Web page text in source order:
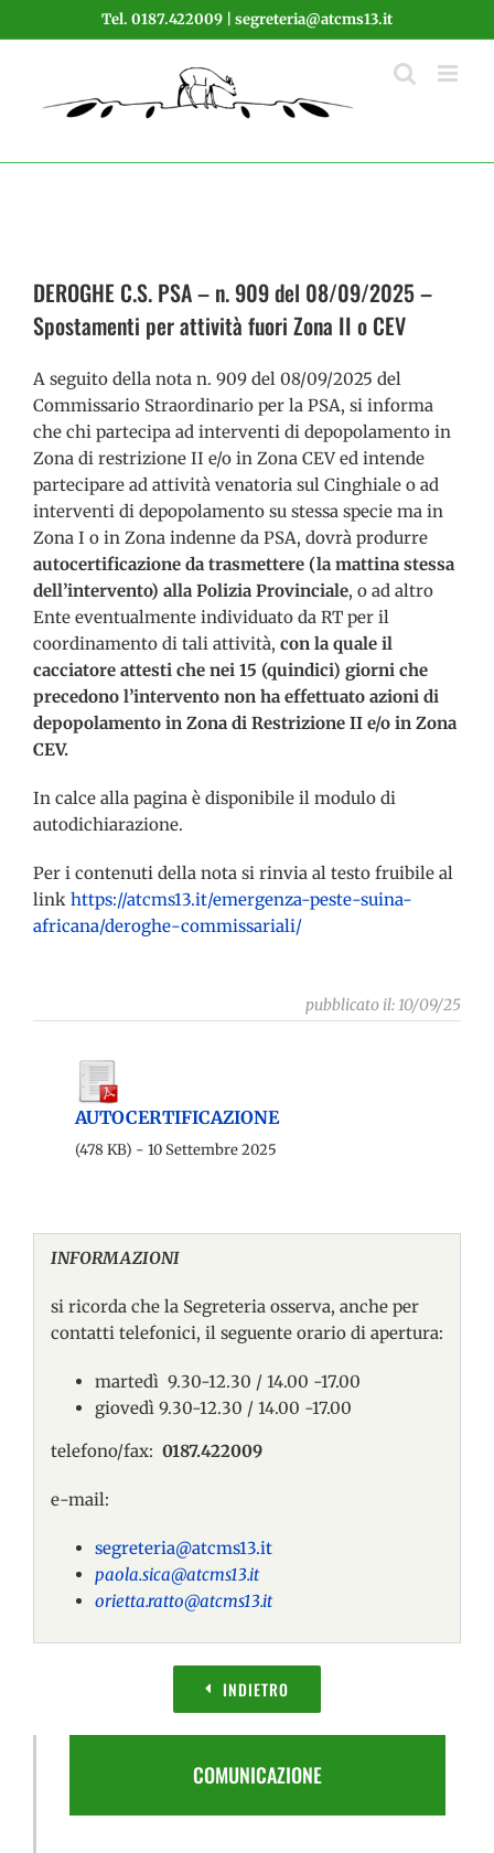
al
Tel. 0187.422009 | segreteria@atcms13.it
DEROGHE C.S. PSA – n. 909 del 08/09/2025 –
Spostamenti per attività fuori Zona II o CEV
A seguito della nota n. 909 del 08/09/2025 del
Commissario Straordinario per la PSA, si informa
che chi partecipa ad interventi di depopolamento in
Zona di restrizione II e/o in Zona CEV ed intende
partecipare ad attività venatoria sul Cinghiale o ad
interventi di depopolamento su stessa specie ma in
Zona I o in Zona indenne da PSA, dovrà produrre
autocertificazione da trasmettere (la mattina stessa
dell’intervento) alla Polizia Provinciale, o ad altro
Ente eventualmente individuato da RT per il
coordinamento di tali attività, con la quale il
cacciatore attesti che nei 15 (quindici) giorni che
precedono l’intervento non ha effettuato azioni di
depopolamento in Zona di Restrizione II e/o in Zona
CEV.
In calce alla pagina è disponibile il modulo di
autodichiarazione.
Per i contenuti della nota si rinvia al testo fruibile al
link https://atcms13.it/emergenza-peste-suina-
africana/deroghe-commissariali/
pubblicato il: 10/09/25
AUTOCERTIFICAZIONE
(478 KB) - 10 Settembre 2025
INFORMAZIONI
si ricorda che la Segreteria osserva, anche per
contatti telefonici, il seguente orario di apertura:
martedì 9.30-12.30 / 14.00 -17.00
giovedì 9.30-12.30 / 14.00 -17.00
telefono/fax: 0187.422009
e-mail:
segreteria@atcms13.it
paola.sica@atcms13.it
orietta.ratto@atcms13.it
INDIETRO
COMUNICAZIONE